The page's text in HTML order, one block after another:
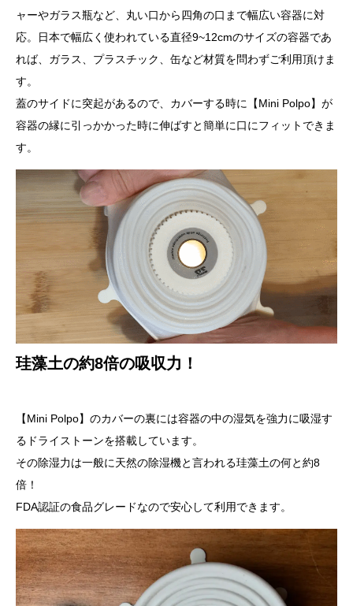
ャーやガラス瓶など、丸い口から四角の口まで幅広い容器に対
応。日本で幅広く使われている直径9~12cmのサイズの容器であ
れば、ガラス、プラスチック、缶など材質を問わずご利用頂けま
す。
蓋のサイドに突起があるので、カバーする時に【Mini Polpo】が
容器の縁に引っかかった時に伸ばすと簡単に口にフィットできま
す。
珪藻土の約8倍の吸収力！
【Mini Polpo】のカバーの裏には容器の中の湿気を強力に吸湿す
るドライストーンを搭載しています。
その除湿力は一般に天然の除湿機と言われる珪藻土の何と約8
倍！
FDA認証の食品グレードなので安心して利用できます。